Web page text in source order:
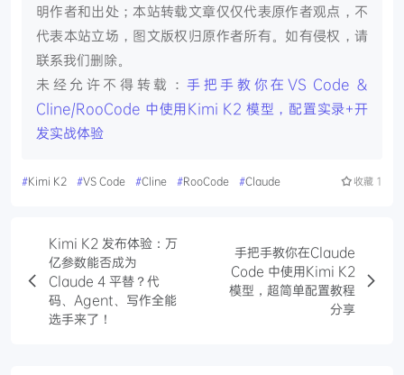
明作者和出处；本站转载文章仅仅代表原作者观点，不
代表本站立场，图文版权归原作者所有。如有侵权，请
联系我们删除。
未经允许不得转载：手把手教你在VS Code &
Cline/RooCode 中使用Kimi K2 模型，配置实录+开
发实战体验
#Kimi K2 #VS Code #Cline #RooCode #Claude 收藏 1
Kimi K2 发布体验：万
亿参数能否成为
Claude 4 平替？代
码、Agent、写作全能
选手来了！
手把手教你在Claude
Code 中使用Kimi K2
模型，超简单配置教程
分享